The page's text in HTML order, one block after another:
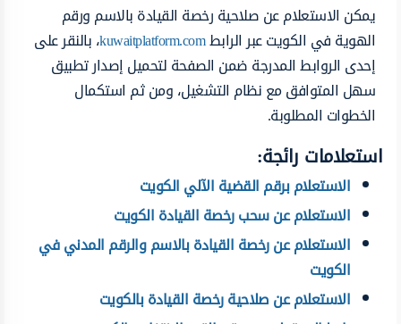
يمكن الاستعلام عن صلاحية رخصة القيادة بالاسم ورقم
الهوية في الكويت عبر الرابطkuwaitplatform.com، بالنقر على
إحدى الروابط المدرجة ضمن الصفحة لتحميل إصدار تطبيق
سهل المتوافق مع نظام التشغيل، ومن ثم استكمال
الخطوات المطلوبة.
استعلامات رائجة:
الاستعلام برقم القضية الآلي الكويت
الاستعلام عن سحب رخصة القيادة الكويت
الاستعلام عن رخصة القيادة بالاسم والرقم المدني في
الكويت
الاستعلام عن صلاحية رخصة القيادة بالكويت